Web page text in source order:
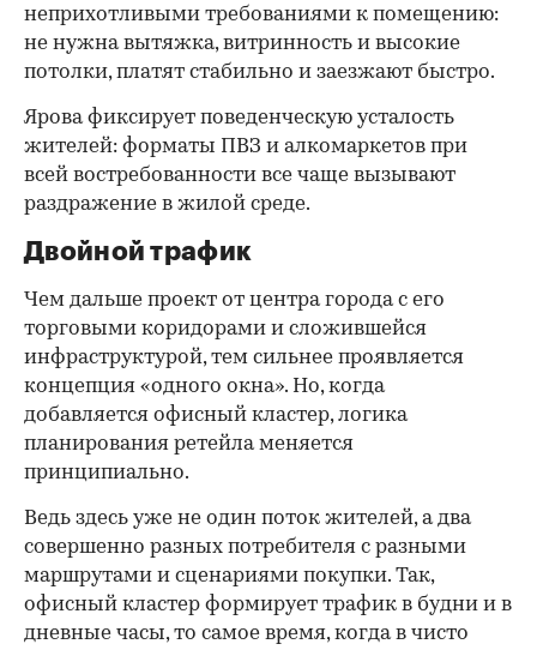
неприхотливыми требованиями к помещению:
не нужна вытяжка, витринность и высокие
потолки, платят стабильно и заезжают быстро.
Ярова фиксирует поведенческую усталость
жителей: форматы ПВЗ и алкомаркетов при
всей востребованности все чаще вызывают
раздражение в жилой среде.
Двойной трафик
Чем дальше проект от центра города с его
торговыми коридорами и сложившейся
инфраструктурой, тем сильнее проявляется
концепция «одного окна». Но, когда
добавляется офисный кластер, логика
планирования ретейла меняется
принципиально.
Ведь здесь уже не один поток жителей, а два
совершенно разных потребителя с разными
маршрутами и сценариями покупки. Так,
офисный кластер формирует трафик в будни и в
дневные часы, то самое время, когда в чисто